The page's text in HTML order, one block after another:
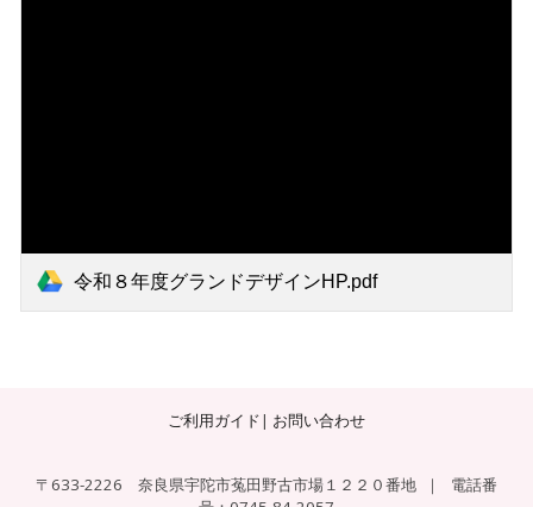
令和８年度グランドデザインHP.pdf
ご利用ガイド| お問い合わせ
〒633-2226 奈良県宇陀市菟田野古市場１２２０番地 ｜ 電話番